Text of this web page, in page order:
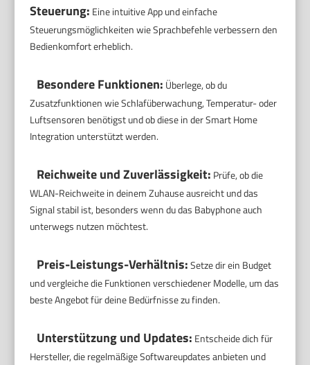
Steuerung: Eine intuitive App und einfache
Steuerungsmöglichkeiten wie Sprachbefehle verbessern den
Bedienkomfort erheblich.
Besondere Funktionen: Überlege, ob du
Zusatzfunktionen wie Schlafüberwachung, Temperatur- oder
Luftsensoren benötigst und ob diese in der Smart Home
Integration unterstützt werden.
Reichweite und Zuverlässigkeit: Prüfe, ob die
WLAN-Reichweite in deinem Zuhause ausreicht und das
Signal stabil ist, besonders wenn du das Babyphone auch
unterwegs nutzen möchtest.
Preis-Leistungs-Verhältnis:Setze dir ein Budget
und vergleiche die Funktionen verschiedener Modelle, um das
beste Angebot für deine Bedürfnisse zu finden.
Unterstützung und Updates: Entscheide dich für
Hersteller, die regelmäßige Softwareupdates anbieten und